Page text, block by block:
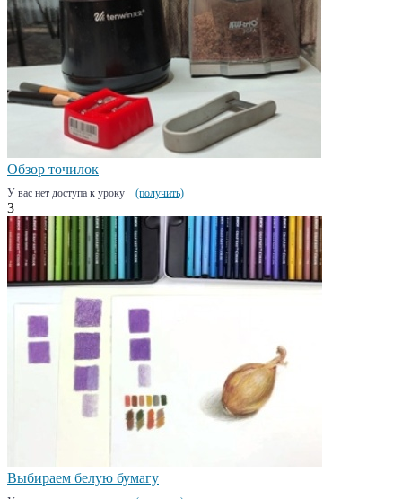
Обзор точилок
У вас нет доступа к уроку (получить)
3
Выбираем белую бумагу